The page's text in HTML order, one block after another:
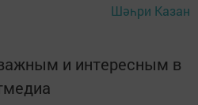
Шәһри Казан
и интересным в